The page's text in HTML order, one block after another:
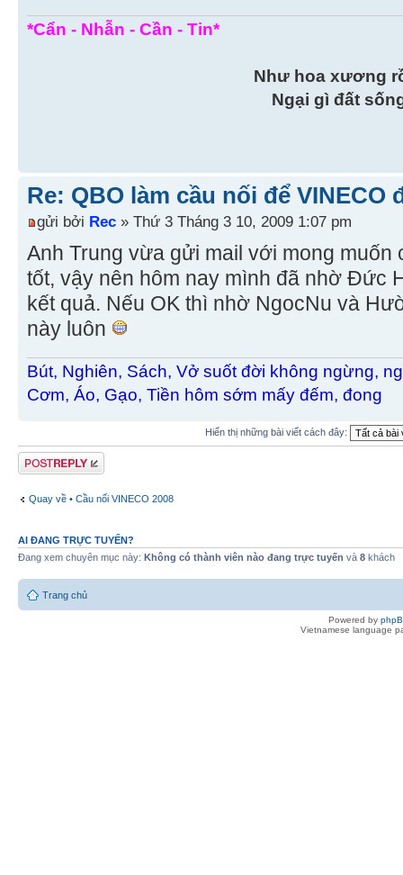
*Cẩn - Nhẫn - Cần - Tin*
Như hoa xương
Ngại gì đất
Re: QBO làm cầu nối để VINECO
gửi bởi Rec » Thứ 3 Tháng 3 10, 2009 1:07 pm
Anh Trung vừa gửi mail với mong muốn
tốt, vậy nên hôm nay mình đã nhờ Đức
kết quả. Nếu OK thì nhờ NgocNu và
này luôn
Bút, Nghiên, Sách, Vở suốt đời không ngừng,
Cơm, Áo, Gạo, Tiền hôm sớm mấy đếm, đong
Hiển thị những bài viết cách đây:
Gửi bài trả lời
Quay về • Cầu nối VINECO 2008
AI ĐANG TRỰC TUYẾN?
Đang xem chuyên mục này: Không có thành viên nào đang trực tuyến và 8 khách
Trang chủ
Powered by
Vietnamese language